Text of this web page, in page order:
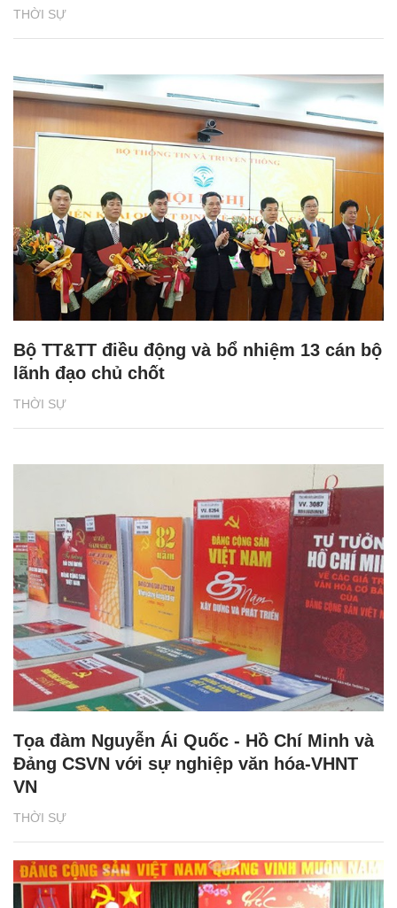
THỜI SỰ
THỜI SỰ
Bộ TT&TT điều động và bổ nhiệm 13 cán bộ
lãnh đạo chủ chốt
THỜI SỰ
Tọa đàm Nguyễn Ái Quốc - Hồ Chí Minh và
Đảng CSVN với sự nghiệp văn hóa-VHNT
VN